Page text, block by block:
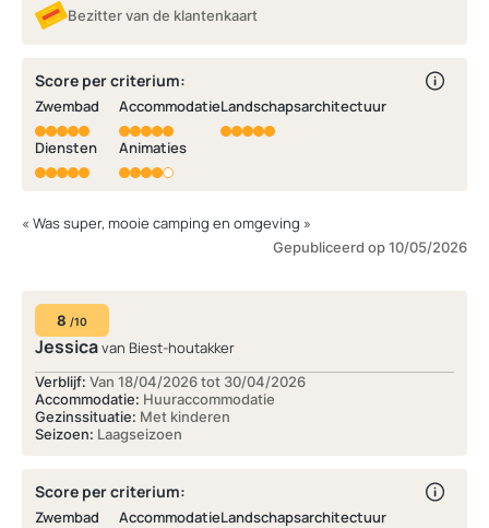
Bezitter van de klantenkaart
Score per criterium:
Zwembad Accommodatie Landschapsarchitectuur
Diensten Animaties
« Was super, mooie camping en omgeving »
Gepubliceerd op 10/05/2026
8 /10
Jessicavan Biest-houtakker
Verblijf: Van 18/04/2026 tot 30/04/2026
Accommodatie: Huuraccommodatie
Gezinssituatie: Met kinderen
Seizoen: Laagseizoen
Score per criterium:
Zwembad Accommodatie Landschapsarchitectuur